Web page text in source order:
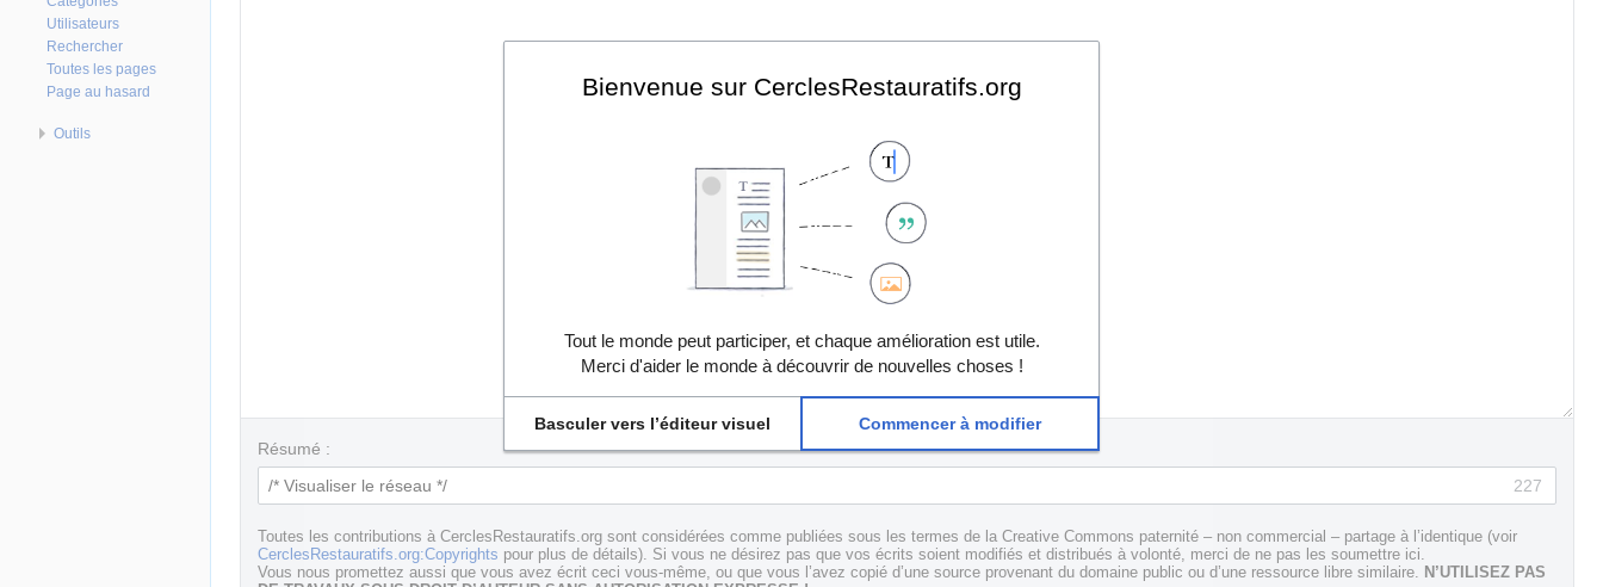
Résumé :
227
Toutes les contributions à CerclesRestauratifs.org sont considérées comme publiées sous les termes de la Creative Commons paternité – non commercial – partage à l’identique (voir
CerclesRestauratifs.org:Copyrights pour plus de détails). Si vous ne désirez pas que vos écrits soient modifiés et distribués à volonté, merci de ne pas les soumettre ici.
Vous nous promettez aussi que vous avez écrit ceci vous-même, ou que vous l’avez copié d’une source provenant du domaine public ou d’une ressource libre similaire. N’UTILISEZ PAS
Utilisateurs
Rechercher
Toutes les pages
Page au hasard
Outils
Bienvenue sur CerclesRestauratifs.org
Tout le monde peut participer, et chaque amélioration est utile.
Merci d'aider le monde à découvrir de nouvelles choses !
Basculer vers l’éditeur visuel Commencer à modifier